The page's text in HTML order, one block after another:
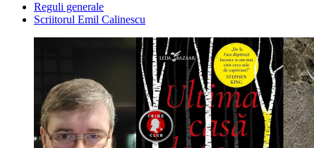
Reguli generale
Scriitorul Emil Calinescu